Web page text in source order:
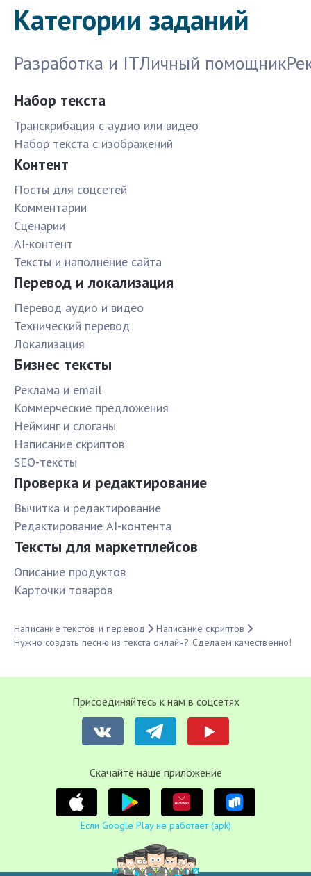
Категории заданий
Разработка и ITЛичный помощник
Набор текста
Транскрибация с аудио или видео
Набор текста с изображений
Контент
Посты для соцсетей
Комментарии
Сценарии
AI-контент
Тексты и наполнение сайта
Перевод и локализация
Перевод аудио и видео
Технический перевод
Локализация
Бизнес тексты
Реклама и email
Коммерческие предложения
Нейминг и слоганы
Написание скриптов
SEO-тексты
Проверка и редактирование
Вычитка и редактирование
Редактирование AI-контента
Тексты для маркетплейсов
Описание продуктов
Карточки товаров
Написание текстов и перевод
Написание скриптов
Нужно создать песню из текста онлайн? Сделаем качественно!
Присоединяйтесь к нам в соцсетях
Cкачайте наше приложение
Если Google Play не работает (apk)